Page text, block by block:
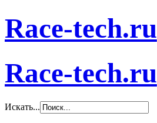
Race-tech.ru
Race-tech.ru
Искать...